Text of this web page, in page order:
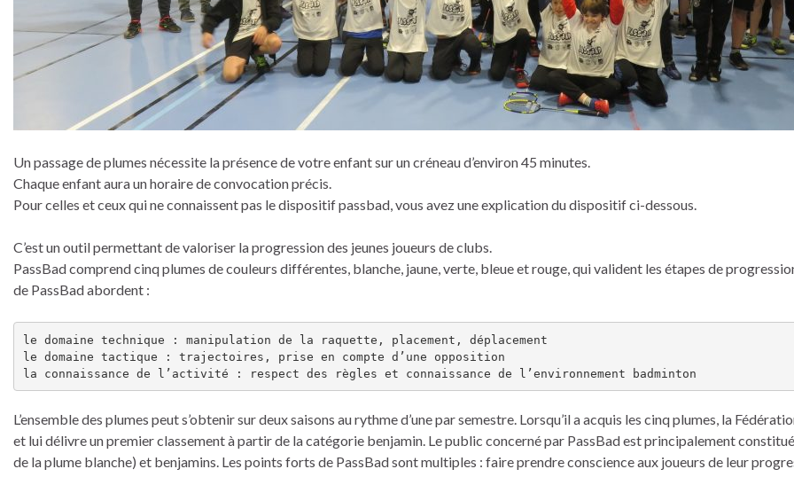
Un passage de plumes nécessite la présence de votre enfant sur un créneau d’environ 45 minutes.
Chaque enfant aura un horaire de convocation précis.
Pour celles et ceux qui ne connaissent pas le dispositif passbad, vous avez une explication du dispositif ci-dessous.
C’est un outil permettant de valoriser la progression des jeunes joueurs de clubs.
PassBad comprend cinq plumes de couleurs différentes, blanche, jaune, verte, bleue et rouge, qui valident les étapes de
de PassBad abordent :
le domaine technique : manipulation de la raquette, placement, déplacement
le domaine tactique : trajectoires, prise en compte d’une opposition
la connaissance de l’activité : respect des règles et connaissance de l’environnement badminton
L’ensemble des plumes peut s’obtenir sur deux saisons au rythme d’une par semestre. Lorsqu’il a acquis les cinq plumes, la
et lui délivre un premier classement à partir de la catégorie benjamin. Le public concerné par PassBad est principalement
de la plume blanche) et benjamins. Les points forts de PassBad sont multiples : faire prendre conscience aux joueurs de leur